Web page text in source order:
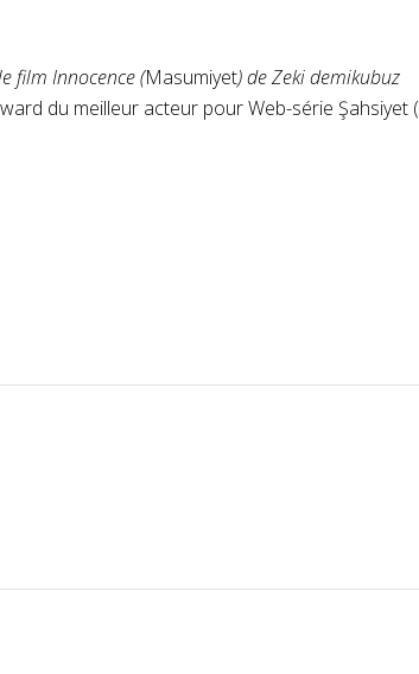
film Innocence (Masumiyet) de Zeki demikubuz
du meilleur acteur pour Web-série Şahsiyet (